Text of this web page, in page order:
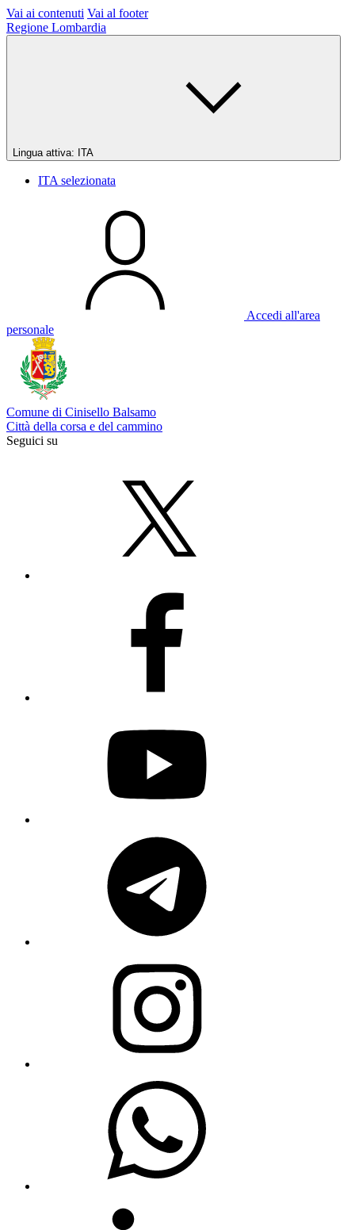
Vai ai contenuti Vai al footer
Regione Lombardia
Lingua attiva: ITA
ITA selezionata
Accedi all'area
personale
Comune di Cinisello Balsamo
Città della corsa e del cammino
Seguici su